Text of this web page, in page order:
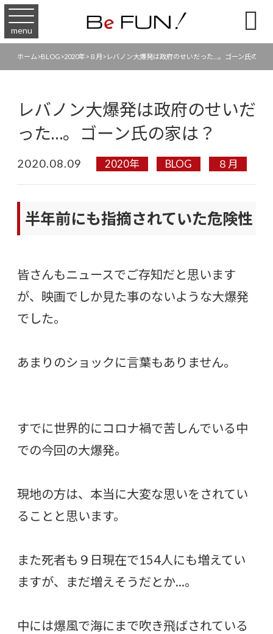
menu 
ホーム >BLOG >2020年 > ８月 > レバノン大爆発は政府のせいだった…。ゴーン氏の家は
レバノン大爆発は政府のせいだ
った…。ゴーン氏の家は？
2020.08.09 2020年 BLOG ８月
半年前にも指摘されていた危険性
皆さんもニュースでご存知だと思います
が、映画でしか見た事のないような大爆発
でした。
あまりのショックに言葉もありません。
すでに世界的にコロナ禍で苦しんでいる中
での今回の大爆発。
現地の方は、本当に大変な思いをされてい
ることと思います。
また死者も９日現在で154人にも増えてい
ますが、まだ増えそうだとか…。
中には爆風で海にまで吹き飛ばされている